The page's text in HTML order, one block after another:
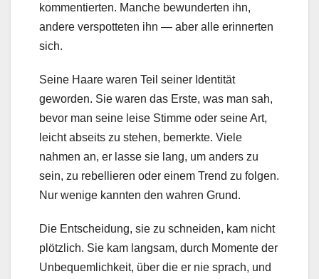
kommentierten. Manche bewunderten ihn,
andere verspotteten ihn — aber alle erinnerten
sich.
Seine Haare waren Teil seiner Identität
geworden. Sie waren das Erste, was man sah,
bevor man seine leise Stimme oder seine Art,
leicht abseits zu stehen, bemerkte. Viele
nahmen an, er lasse sie lang, um anders zu
sein, zu rebellieren oder einem Trend zu folgen.
Nur wenige kannten den wahren Grund.
Die Entscheidung, sie zu schneiden, kam nicht
plötzlich. Sie kam langsam, durch Momente der
Unbequemlichkeit, über die er nie sprach, und